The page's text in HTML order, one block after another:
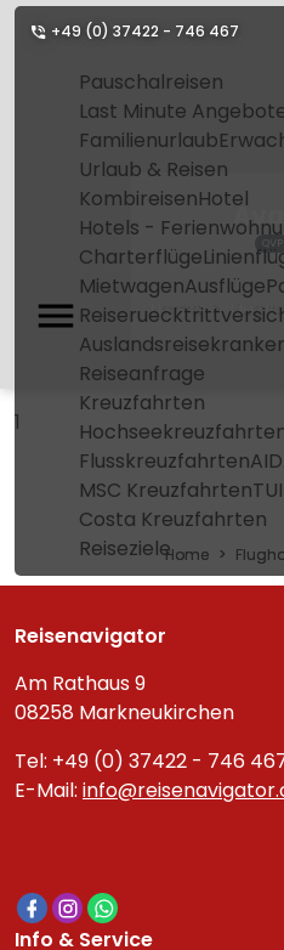
+49 (0) 37422 - 746 467
Pauschalreisen
Last Minute
Familienurlaub
Urlaub & Reisen
KombireisenHotel
Hotels -
Charterflüge
MietwagenAusflüge
Reiseanfrage
Kreuzfahrten
Flusskreuzfahrten
MSC Kreuzfahrten
Costa Kreuzfahrten
Reiseziele
QVP
Home
1
Home
Reisenavigator
Am Rathaus 9
08258 Markneukirchen
Tel: +49 (0) 37422 - 746
E-Mail:
Info & Service